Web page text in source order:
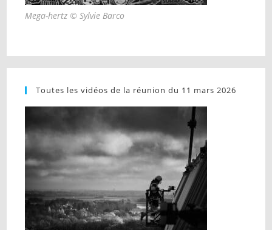
Mega-hertz © Sylvie Barco
Toutes les vidéos de la réunion du 11 mars 2026